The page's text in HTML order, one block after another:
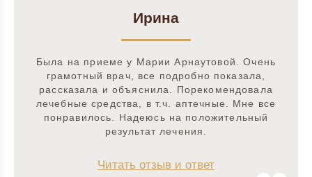
Ирина
Была на приеме у Марии Арнаутовой. Очень
грамотный врач, все подробно показала,
рассказала и объяснила. Порекомендовала
лечебные средства, в т.ч. аптечные. Мне все
понравилось. Надеюсь на положительный
результат лечения.
Читать отзыв и ответ